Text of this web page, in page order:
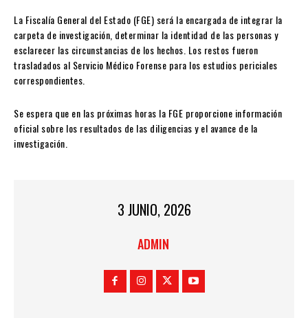
La Fiscalía General del Estado (FGE) será la encargada de integrar la
carpeta de investigación, determinar la identidad de las personas y
esclarecer las circunstancias de los hechos. Los restos fueron
trasladados al Servicio Médico Forense para los estudios periciales
correspondientes.
Se espera que en las próximas horas la FGE proporcione información
oficial sobre los resultados de las diligencias y el avance de la
investigación.
3 JUNIO, 2026
ADMIN